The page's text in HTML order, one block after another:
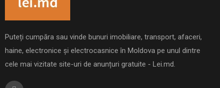
Puteți cumpăra sau vinde bunuri imobiliare, transport, afaceri,
haine, electronice și electrocasnice în Moldova pe unul dintre
cele mai vizitate site-uri de anunțuri gratuite - Lei.md.